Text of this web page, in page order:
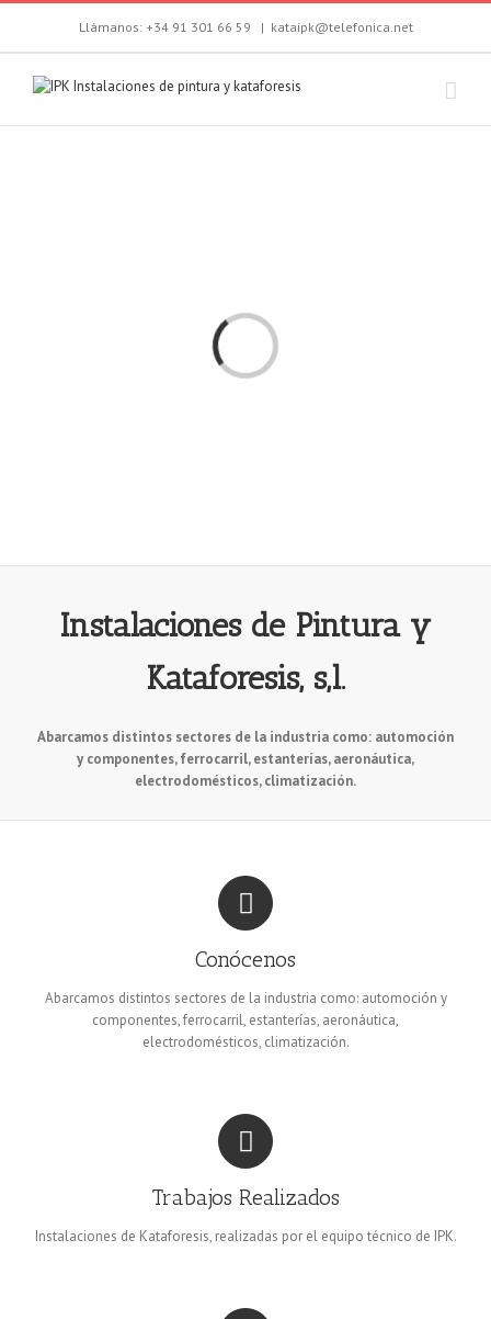
Llámanos: +34 91 301 66 59 | kataipk@telefonica.net
Loading...
Instalaciones de Pintura y
Kataforesis, s,l.
Abarcamos distintos sectores de la industria como: automoción
y componentes, ferrocarril, estanterías, aeronáutica,
electrodomésticos, climatización.
Conócenos
Abarcamos distintos sectores de la industria como: automoción y
componentes, ferrocarril, estanterías, aeronáutica,
electrodomésticos, climatización.
Trabajos Realizados
Instalaciones de Kataforesis, realizadas por el equipo técnico de IPK.